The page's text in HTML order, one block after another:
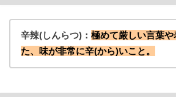
辛辣(しんらつ)： 極めて厳しい言葉や
た、味が非常に辛(から)いこと。